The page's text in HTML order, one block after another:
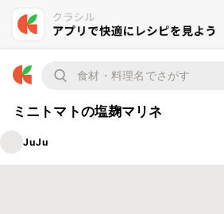
ミニトマトの塩麹マリネ
JuJu